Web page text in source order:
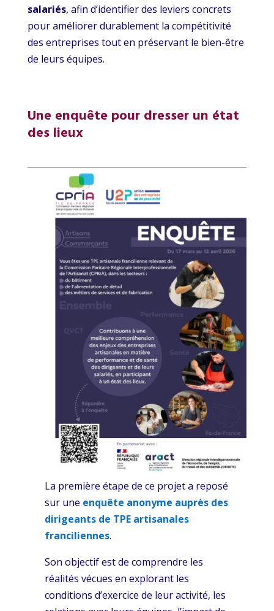
salariés, afin d’identifier des leviers concrets
pour améliorer durablement la compétitivité
des entreprises tout en préservant le bien-être
de leurs équipes.
Une enquête pour dresser un état
des lieux
La première étape de ce projet a reposé
sur une enquête anonyme auprès des
dirigeants de TPE artisanales
franciliennes.
Son objectif est de comprendre les
réalités vécues en explorant les
conditions d’exercice de leur activité, les